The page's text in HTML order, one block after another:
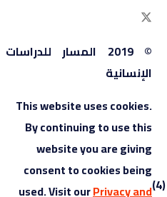
(4)
© 2019 المسار للدراسات
الإنسانية
This website uses cookies.
By continuing to use this
website you are giving
consent to cookies being
used. Visit ourPrivacy and